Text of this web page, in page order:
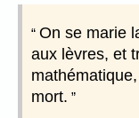
On se marie
aux lèvres, et
mort.